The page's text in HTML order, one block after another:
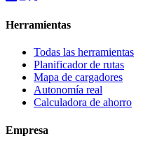
Herramientas
Todas las herramientas
Planificador de rutas
Mapa de cargadores
Autonomía real
Calculadora de ahorro
Empresa